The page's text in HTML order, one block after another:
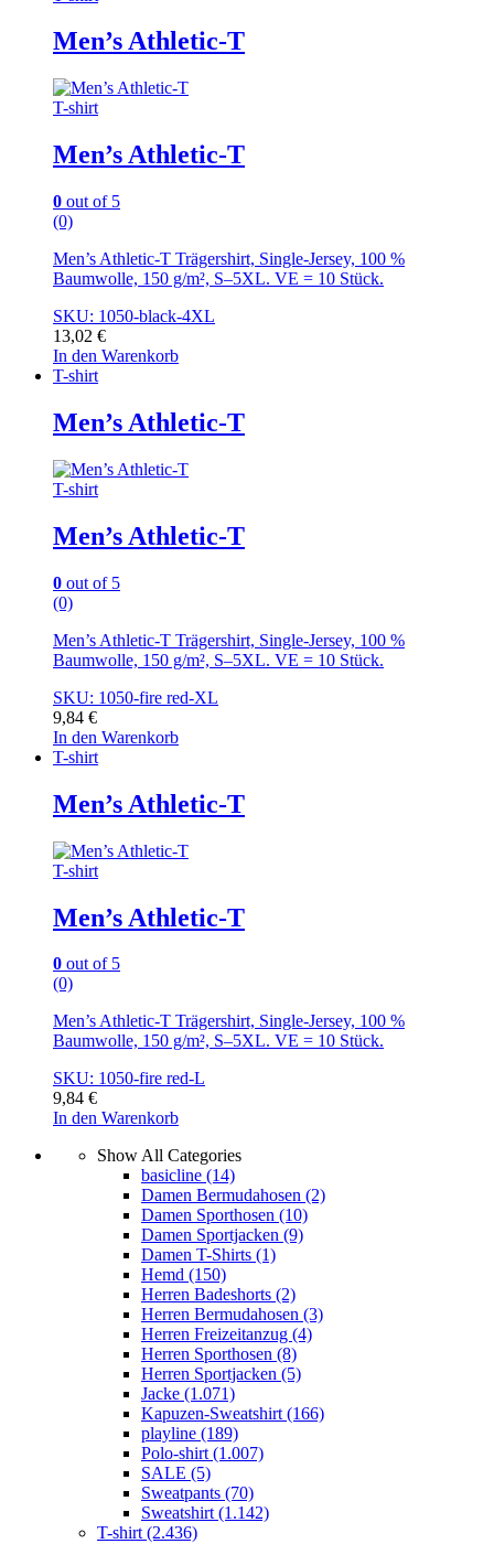
Men’s Athletic-T
T-shirt
Men’s Athletic-T
0 out of 5
(0)
Men’s Athletic-T Trägershirt, Single-Jersey, 100 %
Baumwolle, 150 g/m², S–5XL. VE = 10 Stück.
SKU: 1050-black-4XL
13,02 €
In den Warenkorb
T-shirt
Men’s Athletic-T
T-shirt
Men’s Athletic-T
0 out of 5
(0)
Men’s Athletic-T Trägershirt, Single-Jersey, 100 %
Baumwolle, 150 g/m², S–5XL. VE = 10 Stück.
SKU: 1050-fire red-XL
9,84 €
In den Warenkorb
T-shirt
Men’s Athletic-T
T-shirt
Men’s Athletic-T
0 out of 5
(0)
Men’s Athletic-T Trägershirt, Single-Jersey, 100 %
Baumwolle, 150 g/m², S–5XL. VE = 10 Stück.
SKU: 1050-fire red-L
9,84 €
In den Warenkorb
Show All Categories
basicline (14)
Damen Bermudahosen (2)
Damen Sporthosen (10)
Damen Sportjacken (9)
Damen T-Shirts (1)
Hemd (150)
Herren Badeshorts (2)
Herren Bermudahosen (3)
Herren Freizeitanzug (4)
Herren Sporthosen (8)
Herren Sportjacken (5)
Jacke (1.071)
Kapuzen-Sweatshirt(166)
playline (189)
Polo-shirt(1.007)
SALE (5)
Sweatpants (70)
Sweatshirt(1.142)
T-shirt(2.436)